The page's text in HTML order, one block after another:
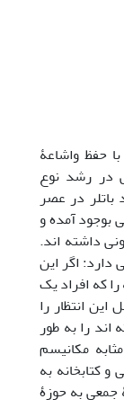
حفظ واشاعۀ
در رشد نوع
باتلر در عصر
بوجود آمده و
داشته اند.
اگر این
که افراد یک
انتظار را
اند را به طور
مکانیسم
کتابخانه به
جمعی به حوزۀ